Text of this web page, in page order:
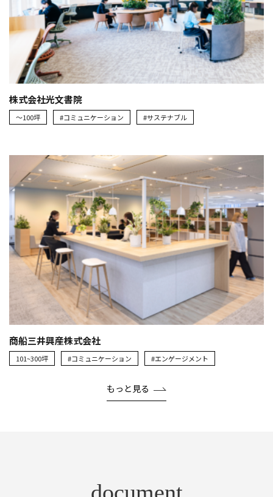
株式会社光文書院
～100坪 #コミュニケーション #サステナブル
商船三井興産株式会社
101~300坪 #コミュニケーション #エンゲージメント
もっと見る